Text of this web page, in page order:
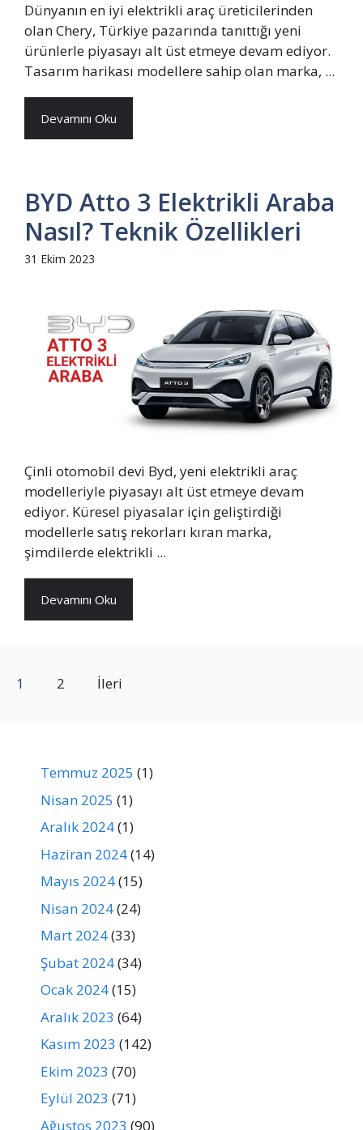
Dünyanın en iyi elektrikli araç üreticilerinden
olan Chery, Türkiye pazarında tanıttığı yeni
ürünlerle piyasayı alt üst etmeye devam ediyor.
Tasarım harikası modellere sahip olan marka, ...
Devamını Oku
BYD Atto 3 Elektrikli Araba
Nasıl? Teknik Özellikleri
31 Ekim 2023
Çinli otomobil devi Byd, yeni elektrikli araç
modelleriyle piyasayı alt üst etmeye devam
ediyor. Küresel piyasalar için geliştirdiği
modellerle satış rekorları kıran marka,
şimdilerde elektrikli ...
Devamını Oku
1 2 İleri
Temmuz 2025 (1)
Nisan 2025 (1)
Aralık 2024(1)
Haziran 2024(14)
Mayıs 2024(15)
Nisan 2024(24)
Mart 2024(33)
Şubat 2024(34)
Ocak 2024(15)
Aralık 2023 (64)
Kasım 2023 (142)
Ekim 2023 (70)
Eylül 2023 (71)
Ağustos 2023 (90)